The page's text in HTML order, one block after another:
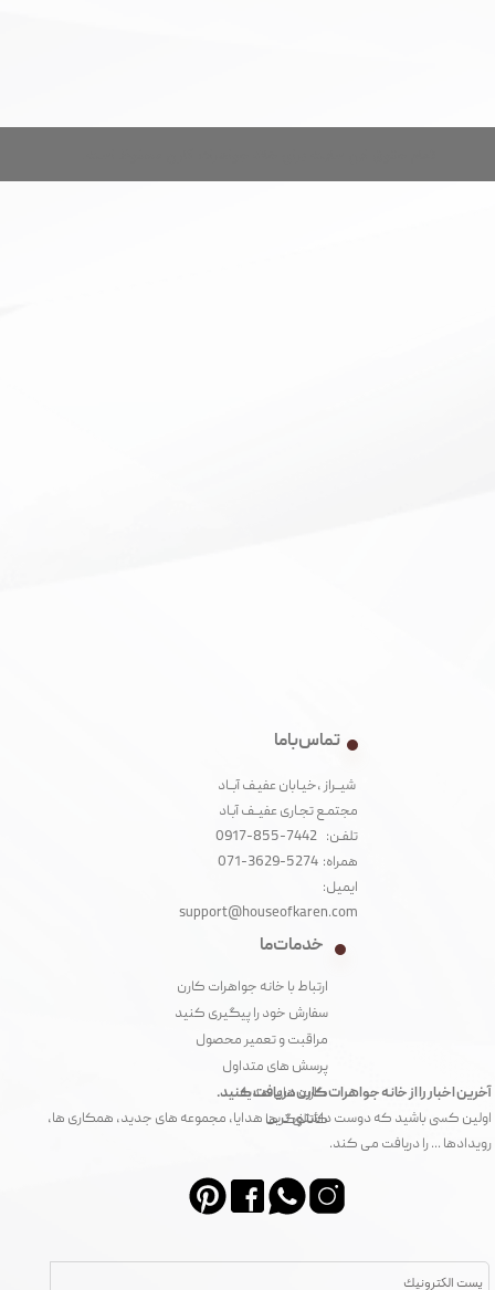
آخرین اخبار را از خانه جواهرات کارن دریافت کنید.
اولین کسی باشید که دوست داشتنی ترین هدایا، مجموعه های جدید، همکاری ها،
رویدادها ... را دریافت می کند.
تماس با ما
شیــراز ،خیـابان عفیـف آبــاد
مجتمـع تجـاری عفیــف آبـاد‌
تلفـن: 7442-855-0917
همراه: 5274-3629-071
ایمیل:
support@houseofkaren.com
خدمات ما
ارتباط با خانه جواهرات کارن
سفارش خود را پیگیری کنید
مراقبت و تعمیر محصول
پرسش های متداول
کارت های هدیه
کاتالوگ ها